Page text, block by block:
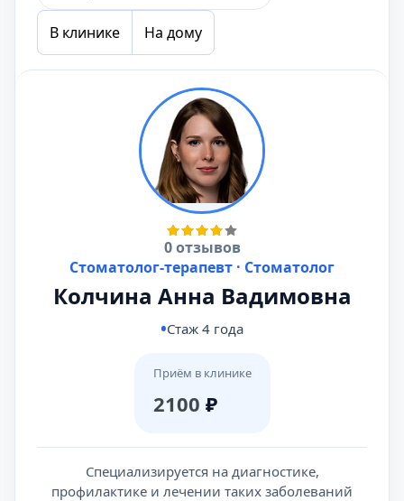
В клинике На дому
0 отзывов
Стоматолог-терапевт · Стоматолог
Колчина Анна Вадимовна
Стаж 4 года
Приём в клинике
2100 ₽
Специализируется на диагностике,
профилактике и лечении таких заболеваний